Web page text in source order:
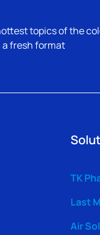
topics of the
a fresh format
TK
Last
Air